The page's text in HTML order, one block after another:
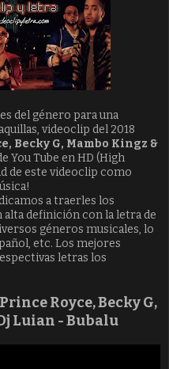
del género para una
videoclip del 2018
Becky G, Mambo Kingz &
You Tube en HD (High
de este videoclip como
a traerles los
definición con la letra de
géneros musicales, lo
etc. Los mejores
letras los
Royce, Becky G,
Luian - Bubalu